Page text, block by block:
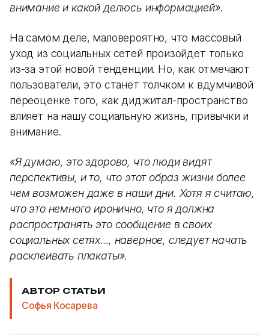
внимание и какой делюсь информацией».
На самом деле, маловероятно, что массовый
уход из социальных сетей произойдет только
из-за этой новой тенденции. Но, как отмечают
пользователи, это станет толчком к вдумчивой
переоценке того, как диджитал-пространство
влияет на нашу социальную жизнь, привычки и
внимание.
«Я думаю, это здорово, что люди видят
перспективы, и то, что этот образ жизни более
чем возможен даже в наши дни. Хотя я считаю,
что это немного иронично, что я должна
распространять это сообщение в своих
социальных сетях…, наверное, следует начать
расклеивать плакаты».
АВТОР СТАТЬИ
Софья Косарева